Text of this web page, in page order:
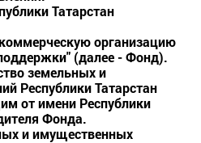
Татарстан
организацию
(далее - Фонд).
земельных и
Республики Татарстан
от имени Республики
Фонда.
и имущественных